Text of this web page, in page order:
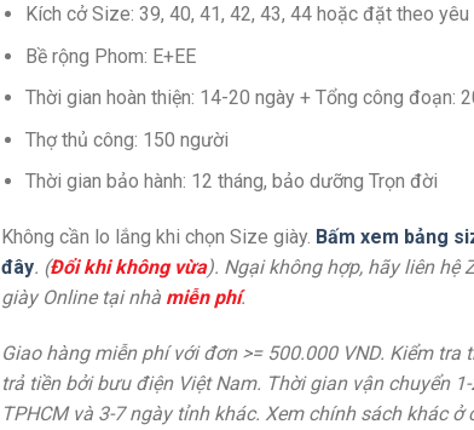
Kích cở Size: 39, 40, 41, 42, 43, 44 hoặc đặt theo yêu
Bề rộng Phom: E+EE
Thời gian hoàn thiện: 14-20 ngày + Tổng công đoạn:
Thợ thủ công: 150 người
Thời gian bảo hành: 12 tháng, bảo dưỡng Trọn đời
Không cần lo lắng khi chọn Size giày. Bấm xem bảng
đây. (Đổi khi không vừa). Ngại không hợp, hãy liên hệ
giày Online tại nhà miễn phí.
Giao hàng miễn phí với đơn >= 500.000 VND. Kiểm tra
trả tiền bởi bưu điện Việt Nam. Thời gian vận chuyển
TPHCM và 3-7 ngày tỉnh khác. Xem chính sách khác ở